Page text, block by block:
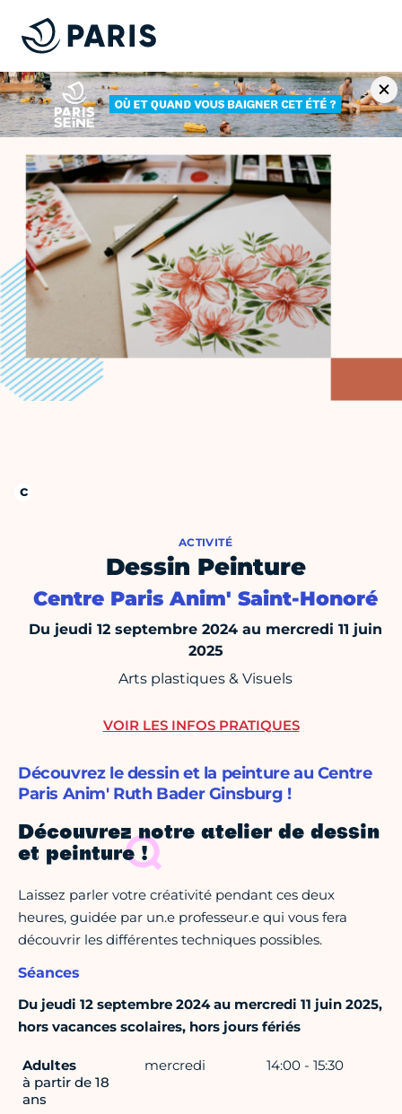
ACTIVITÉ
Dessin Peinture
Centre Paris Anim' Saint-Honoré
Du jeudi 12 septembre 2024 au mercredi 11 juin
2025
Arts plastiques & Visuels
Découvrez le dessin et la peinture au Centre
Paris Anim' Ruth Bader Ginsburg !
Découvrez notre atelier de dessin
et peinture !
Laissez parler votre créativité pendant ces deux
heures, guidée par un.e professeur.e qui vous fera
découvrir les différentes techniques possibles.
Séances
Du jeudi 12 septembre 2024 au mercredi 11 juin 2025,
hors vacances scolaires, hors jours fériés
Adultes
à partir de 18
ans
mercredi 14:00 - 15:30
VOIR LES INFOS PRATIQUES